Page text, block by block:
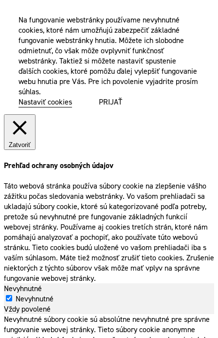
Na fungovanie webstránky používame nevyhnutné
cookies, ktoré nám umožňujú zabezpečiť základné
fungovanie webstránky hnutia. Môžete ich slobodne
odmietnuť, čo však môže ovplyvniť funkčnosť
webstránky. Taktiež si môžete nastaviť spustenie
ďalších cookies, ktoré pomôžu ďalej vylepšiť fungovanie
webu hnutia pre Vás. Pre ich povolenie vyjadrite prosím
súhlas.
Nastaviť cookies
PRIJAŤ
Zatvoriť
Prehľad ochrany osobných údajov
Táto webová stránka používa súbory cookie na zlepšenie vášho
zážitku počas sledovania webstránky. Vo vašom prehliadači sa
ukladajú súbory cookie, ktoré sú kategorizované podľa potreby,
pretože sú nevyhnutné pre fungovanie základných funkcií
webovej stránky. Používame aj cookies tretích strán, ktoré nám
pomáhajú analyzovať a pochopiť, ako používate túto webovú
stránku. Tieto cookies budú uložené vo vašom prehliadači iba s
vaším súhlasom. Máte tiež možnosť zrušiť tieto cookies. Zrušenie
niektorých z týchto súborov však môže mať vplyv na správne
fungovanie webovej stránky.
Nevyhnutné
Nevyhnutné
Vždy povolené
Nevyhnutné súbory cookie sú absolútne nevyhnutné pre správne
fungovanie webovej stránky. Tieto súbory cookie anonymne